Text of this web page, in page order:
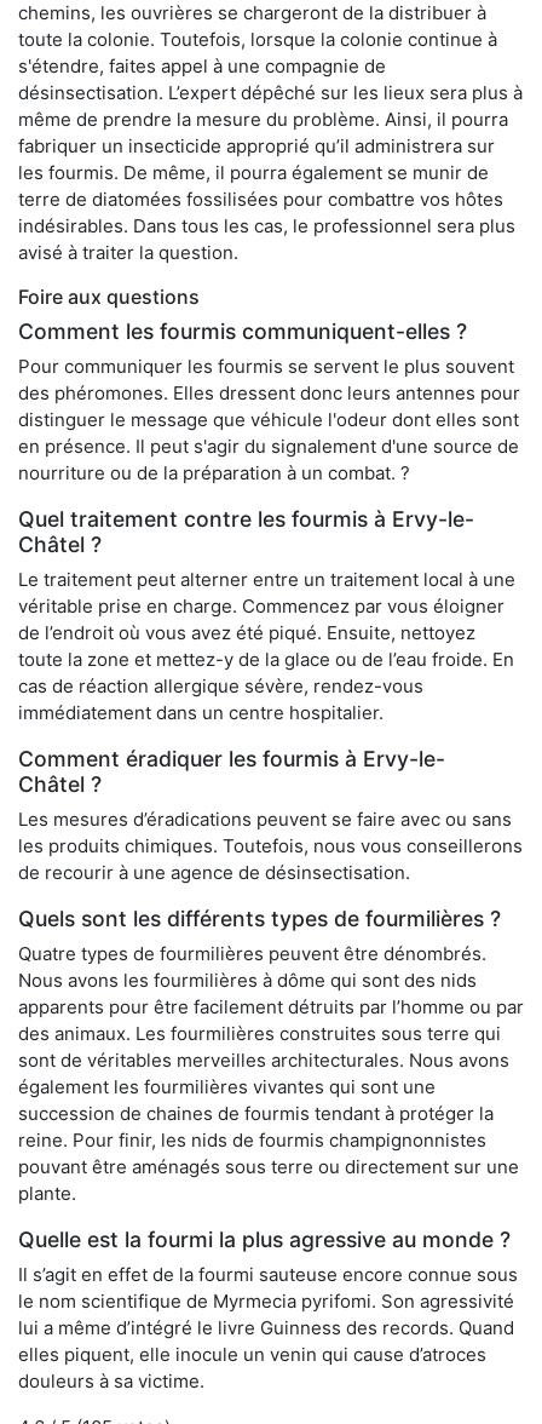
chemins, les ouvrières se chargeront de la distribuer à
toute la colonie. Toutefois, lorsque la colonie continue à
s'étendre, faites appel à une compagnie de
désinsectisation. L’expert dépêché sur les lieux sera plus à
même de prendre la mesure du problème. Ainsi, il pourra
fabriquer un insecticide approprié qu’il administrera sur
les fourmis. De même, il pourra également se munir de
terre de diatomées fossilisées pour combattre vos hôtes
indésirables. Dans tous les cas, le professionnel sera plus
avisé à traiter la question.
Foire aux questions
Comment les fourmis communiquent-elles ?
Pour communiquer les fourmis se servent le plus souvent
des phéromones. Elles dressent donc leurs antennes pour
distinguer le message que véhicule l'odeur dont elles sont
en présence. Il peut s'agir du signalement d'une source de
nourriture ou de la préparation à un combat. ?
Quel traitement contre les fourmis à Ervy-le-
Châtel ?
Le traitement peut alterner entre un traitement local à une
véritable prise en charge. Commencez par vous éloigner
de l’endroit où vous avez été piqué. Ensuite, nettoyez
toute la zone et mettez-y de la glace ou de l’eau froide. En
cas de réaction allergique sévère, rendez-vous
immédiatement dans un centre hospitalier.
Comment éradiquer les fourmis à Ervy-le-
Châtel ?
Les mesures d’éradications peuvent se faire avec ou sans
les produits chimiques. Toutefois, nous vous conseillerons
de recourir à une agence de désinsectisation.
Quels sont les différents types de fourmilières ?
Quatre types de fourmilières peuvent être dénombrés.
Nous avons les fourmilières à dôme qui sont des nids
apparents pour être facilement détruits par l’homme ou par
des animaux. Les fourmilières construites sous terre qui
sont de véritables merveilles architecturales. Nous avons
également les fourmilières vivantes qui sont une
succession de chaines de fourmis tendant à protéger la
reine. Pour finir, les nids de fourmis champignonnistes
pouvant être aménagés sous terre ou directement sur une
plante.
Quelle est la fourmi la plus agressive au monde ?
Il s’agit en effet de la fourmi sauteuse encore connue sous
le nom scientifique de Myrmecia pyrifomi. Son agressivité
lui a même d’intégré le livre Guinness des records. Quand
elles piquent, elle inocule un venin qui cause d’atroces
douleurs à sa victime.